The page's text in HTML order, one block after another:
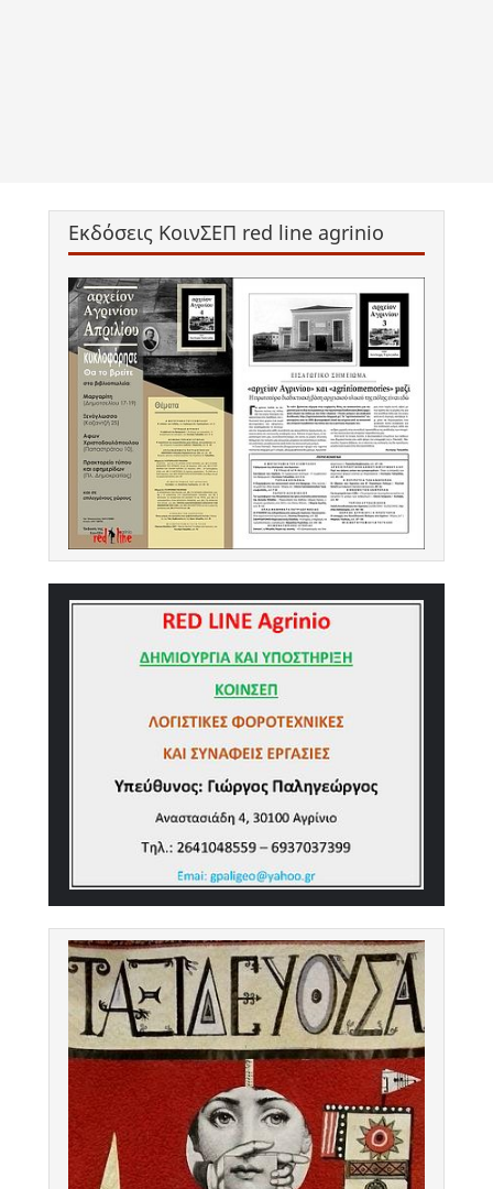
Εκδόσεις ΚοινΣΕΠ red line agrinio